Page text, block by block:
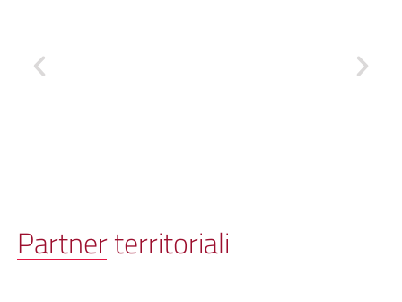
Partner territoriali